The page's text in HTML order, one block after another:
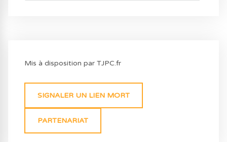
Mis à disposition par TJPC.fr
SIGNALER UN LIEN MORT
PARTENARIAT